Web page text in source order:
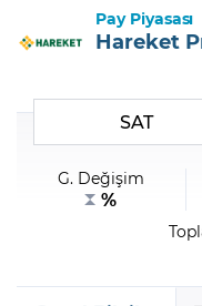
Şifremi Unuttum
Pay Piyasası
Hareket
SAT
G. Değişim
%